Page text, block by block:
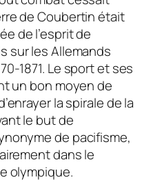
de Coubertin était
de l’esprit de
sur les Allemands
1871. Le sport et ses
un bon moyen de
la spirale de la
le but de
de pacifisme,
dans le
olympique.